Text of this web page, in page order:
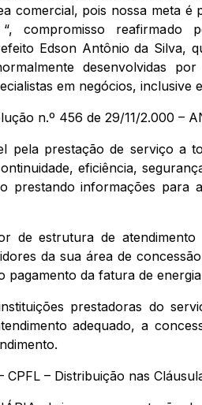
comercial, pois nossa meta é
compromisso
Edson Antônio da Silva,
desenvolvidas
em negócios, inclusive
n.º 456 de 29/11/2.000 –
pela prestação de serviço a
eficiência,
prestando informações para
de estrutura de atendimento
da sua área de
da fatura de
prestadoras do
adequado, a
– Distribuição nas